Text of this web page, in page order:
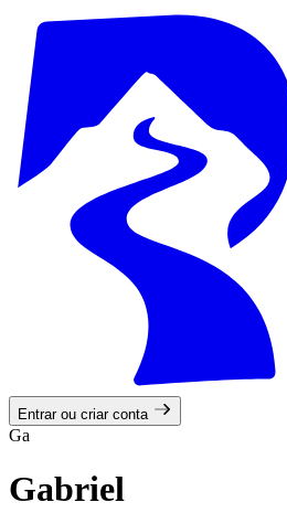
Entrar ou criar conta
Ga
Gabriel